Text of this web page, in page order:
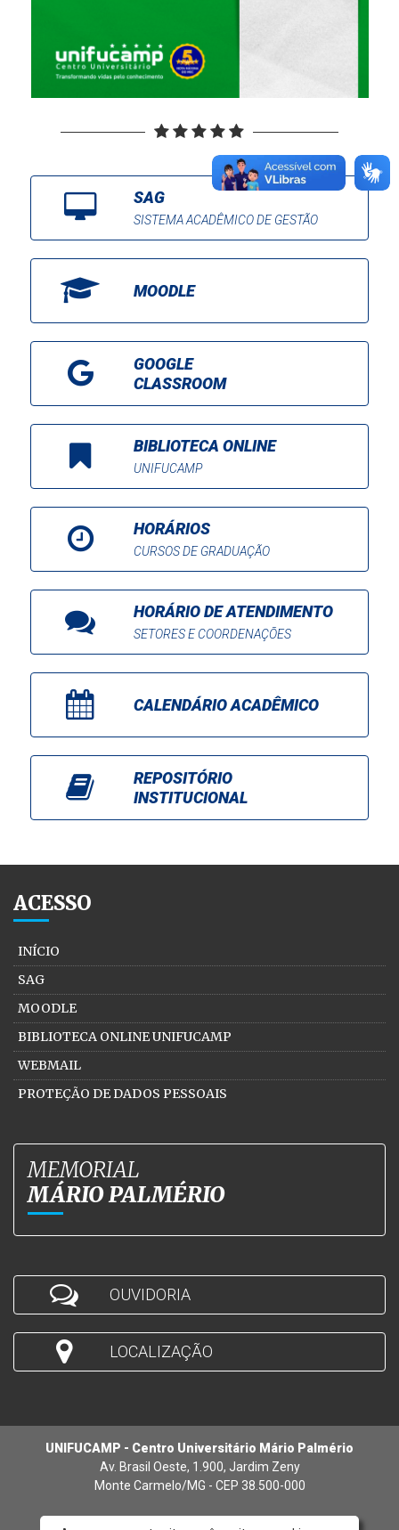
SAG
SISTEMA ACADÊMICO DE GESTÃO
MOODLE
GOOGLE
CLASSROOM
BIBLIOTECA ONLINE
UNIFUCAMP
HORÁRIOS
CURSOS DE GRADUAÇÃO
HORÁRIO DE ATENDIMENTO
SETORES E COORDENAÇÕES
CALENDÁRIO ACADÊMICO
REPOSITÓRIO
INSTITUCIONAL
ACESSO
INÍCIO
SAG
MOODLE
BIBLIOTECA ONLINE UNIFUCAMP
WEBMAIL
PROTEÇÃO DE DADOS PESSOAIS
MEMORIAL
MÁRIO PALMÉRIO
OUVIDORIA
LOCALIZAÇÃO
UNIFUCAMP - Centro Universitário Mário Palmério
Av. Brasil Oeste, 1.900, Jardim Zeny
Monte Carmelo/MG - CEP 38.500-000